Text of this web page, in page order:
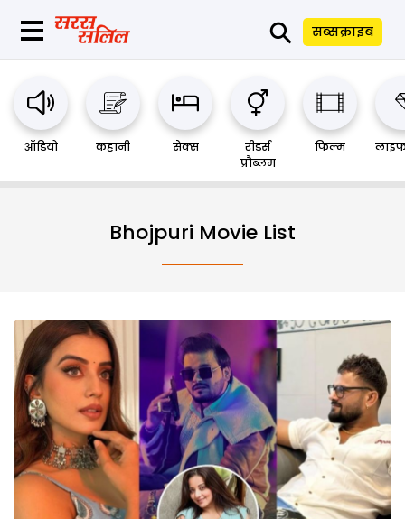
⚲ सब्सक्राइब
ऑडियो कहानी सेक्स
रीडर्स
प्रौब्लम
फिल्म
Bhojpuri Movie List